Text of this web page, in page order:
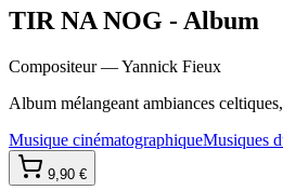
TIR NA NOG - Album
Compositeur —Yannick Fieux
Album mélangeant ambiances
Musique cinématographiqueMusiques
9,90 €